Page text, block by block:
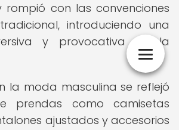
rompió con las convenciones
introduciendo una
y provocativa en la
la moda masculina se reflejó
prendas como camisetas
ajustados y accesorios